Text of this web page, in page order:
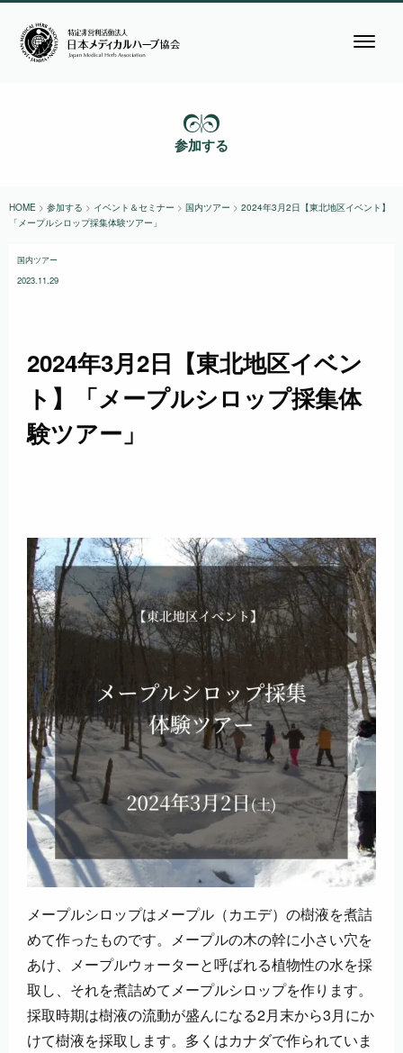
参加する
HOME > 参加する > イベント＆セミナー > 国内ツアー > 2024年3月2日【東北地区イベント】
「メープルシロップ採集体験ツアー」
国内ツアー
2023.11.29
2024年3月2日【東北地区イベン
ト】「メープルシロップ採集体
験ツアー」
メープルシロップはメープル（カエデ）の樹液を煮詰
めて作ったものです。メープルの木の幹に小さい穴を
あけ、メープルウォーターと呼ばれる植物性の水を採
取し、それを煮詰めてメープルシロップを作ります。
採取時期は樹液の流動が盛んになる2月末から3月にか
けて樹液を採取します。多くはカナダで作られていま